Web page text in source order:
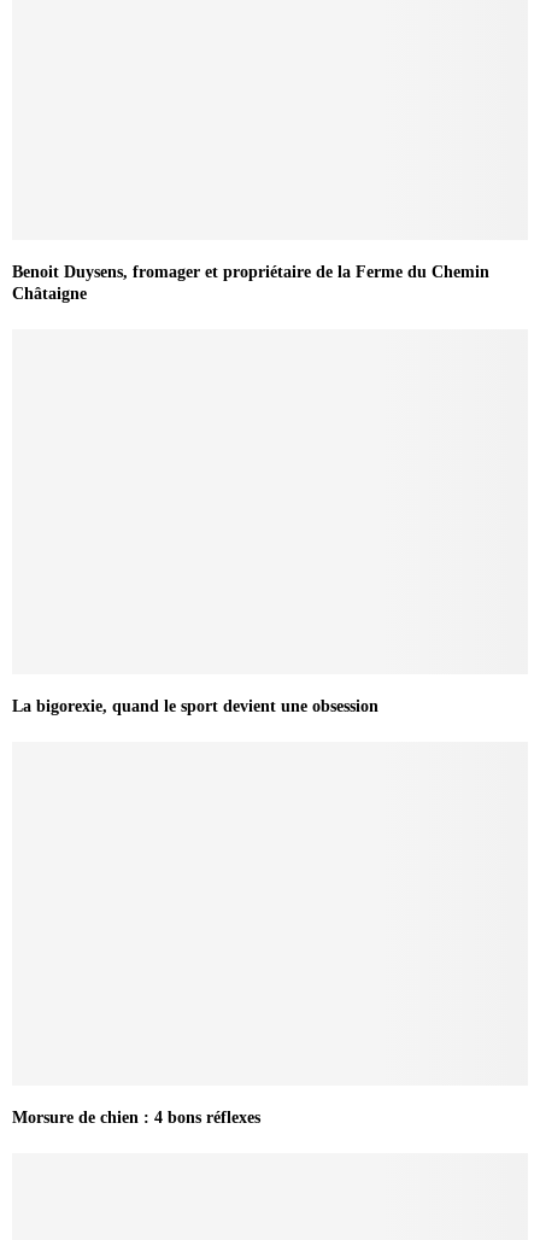
Benoit Duysens, fromager et propriétaire de la Ferme du Chemin
Châtaigne
La bigorexie, quand le sport devient une obsession
Morsure de chien : 4 bons réflexes